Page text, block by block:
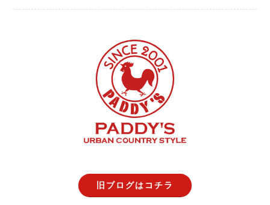
旧ブログはコチラ